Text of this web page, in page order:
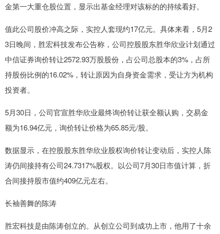
金第一大重仓股位置，显示出基金经理对该标的的持续看好。
值此公司股价冲高之际，实控人套现约17亿元。具体来看，5月2
3日晚间，胜宏科技发布公告称，公司控股股东胜华欣业计划通过
中信证券询价转让2572.93万股股份，占公司总股本的3%，占所
持股份比例的16.02%，转让原因为自身资金需求，受让方为机构
投资者。
5月30日，公司官宣胜华欣业最终询价转让获全额认购，交易金
额为16.94亿元，询价转让价格为65.85元/股。
数据显示，在控股股东胜华欣业股权询价转让变动后，实控人陈
涛仍间接持有公司24.7317%股权。以公司7月30日市值计算，折
合间接持股市值约409亿元左右。
长袖善舞的陈涛
胜宏科技是由陈涛创立的。从创立公司到成功上市，他用了十余